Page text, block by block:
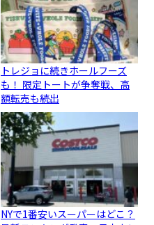
トレジョに続きホールフーズ
も！ 限定トートが争奪戦、高
額転売も続出
NYで1番安いスーパーはどこ？